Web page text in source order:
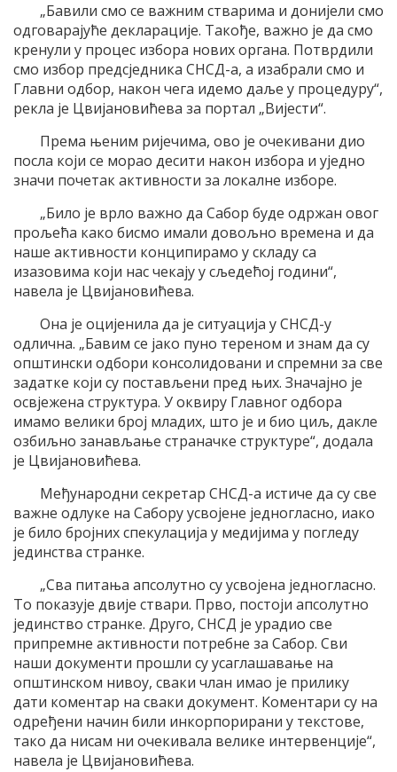
„Бавили смо се важним стварима и донијели смо
одговарајуће декларације. Такође, важно је да смо
кренули у процес избора нових органа. Потврдили
смо избор предсједника СНСД-а, а изабрали смо и
Главни одбор, након чега идемо даље у процедуру“,
рекла је Цвијановићева за портал „Вијести“.
Према њеним ријечима, ово је очекивани дио
посла који се морао десити након избора и уједно
значи почетак активности за локалне изборе.
„Било је врло важно да Сабор буде одржан овог
прољећа како бисмо имали довољно времена и да
наше активности конципирамо у складу са
изазовима који нас чекају у сљедећој години“,
навела је Цвијановићева.
Она је оцијенила да је ситуација у СНСД-у
одлична. „Бавим се јако пуно тереном и знам да су
општински одбори консолидовани и спремни за све
задатке који су постављени пред њих. Значајно је
освјежена структура. У оквиру Главног одбора
имамо велики број младих, што је и био циљ, дакле
озбиљно занављање страначке структуре“, додала
је Цвијановићева.
Међународни секретар СНСД-а истиче да су све
важне одлуке на Сабору усвојене једногласно, иако
је било бројних спекулација у медијима у погледу
јединства странке.
„Сва питања апсолутно су усвојена једногласно.
То показује двије ствари. Прво, постоји апсолутно
јединство странке. Друго, СНСД је урадио све
припремне активности потребне за Сабор. Сви
наши документи прошли су усаглашавање на
општинском нивоу, сваки члан имао је прилику
дати коментар на сваки документ. Коментари су на
одређени начин били инкорпорирани у текстове,
тако да нисам ни очекивала велике интервенције“,
навела је Цвијановићева.